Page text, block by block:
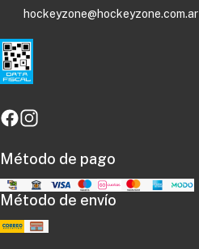
hockeyzone@hockeyzone.com.ar
Método de pago
Método de envío